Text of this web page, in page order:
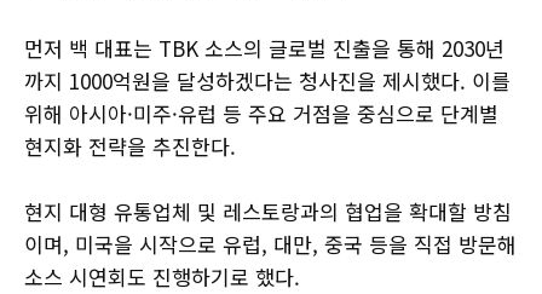
먼저 백 대표는 TBK 소스의 글로벌 진출을 통해 2030년
까지 1000억원을 달성하겠다는 청사진을 제시했다. 이를
위해 아시아·미주·유럽 등 주요 거점을 중심으로 단계별
현지화 전략을 추진한다.
현지 대형 유통업체 및 레스토랑과의 협업을 확대할 방침
이며, 미국을 시작으로 유럽, 대만, 중국 등을 직접 방문해
소스 시연회도 진행하기로 했다.